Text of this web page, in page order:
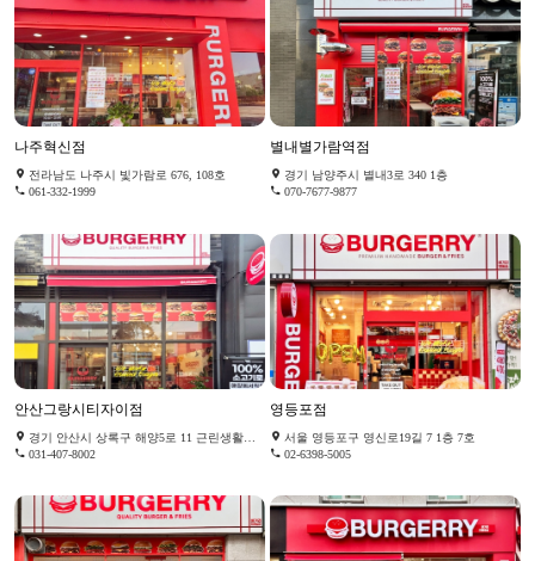
나주혁신점
전라남도 나주시 빛가람로 676, 108호
061-332-1999
별내별가람역점
경기 남양주시 별내3로 340 1층
070-7677-9877
안산그랑시티자이점
경기 안산시 상록구 해양5로 11 근린생활시설동 137호
031-407-8002
영등포점
서울 영등포구 영신로19길 7 1층 7호
02-6398-5005